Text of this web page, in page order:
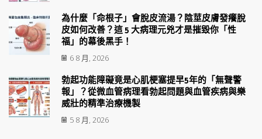
為什麼「命根子」會脫皮流湯？陰莖皮膚發癢脫
皮如何改善？這 5 大病理元兇才是摧毀你「性
福」的幕後黑手！
6 8 月, 2026
勃起功能障礙竟是心肌梗塞提早5年的「無聲警
報」？從微血管病理看勃起問題與血管疾病與樂
威壯的精準治療機製
5 8 月, 2026